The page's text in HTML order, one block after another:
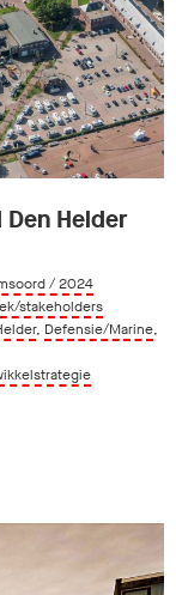
Helder
/ 2024
stakeholders
, Defensie/Marine,